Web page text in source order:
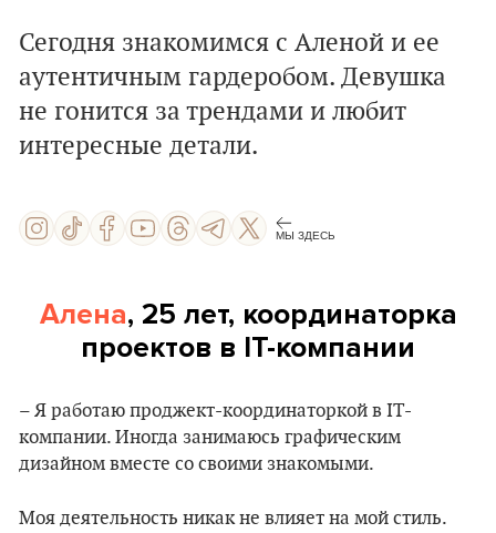
Сегодня знакомимся с Аленой и ее
аутентичным гардеробом. Девушка
не гонится за трендами и любит
интересные детали.
МЫ ЗДЕСЬ
Алена, 25 лет, координаторка
проектов в IT-компании
– Я работаю проджект-координаторкой в IT-
компании. Иногда занимаюсь графическим
дизайном вместе со своими знакомыми.
Моя деятельность никак не влияет на мой стиль.